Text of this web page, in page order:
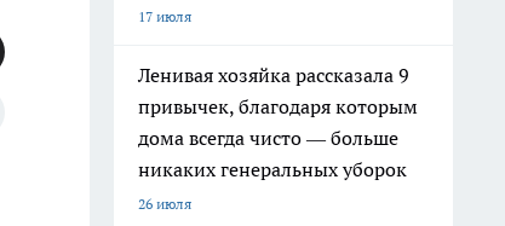
17 июля
Ленивая хозяйка рассказала 9
привычек, благодаря которым
дома всегда чисто — больше
никаких генеральных уборок
26 июля